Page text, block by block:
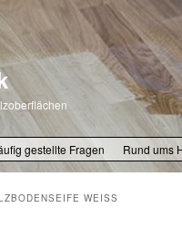
gestellte Fragen Rund ums
WEISS